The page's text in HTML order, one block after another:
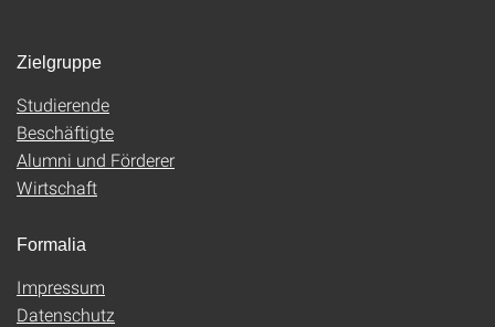
Zielgruppe
Studierende
Beschäftigte
Alumni und Förderer
Wirtschaft
Formalia
Impressum
Datenschutz